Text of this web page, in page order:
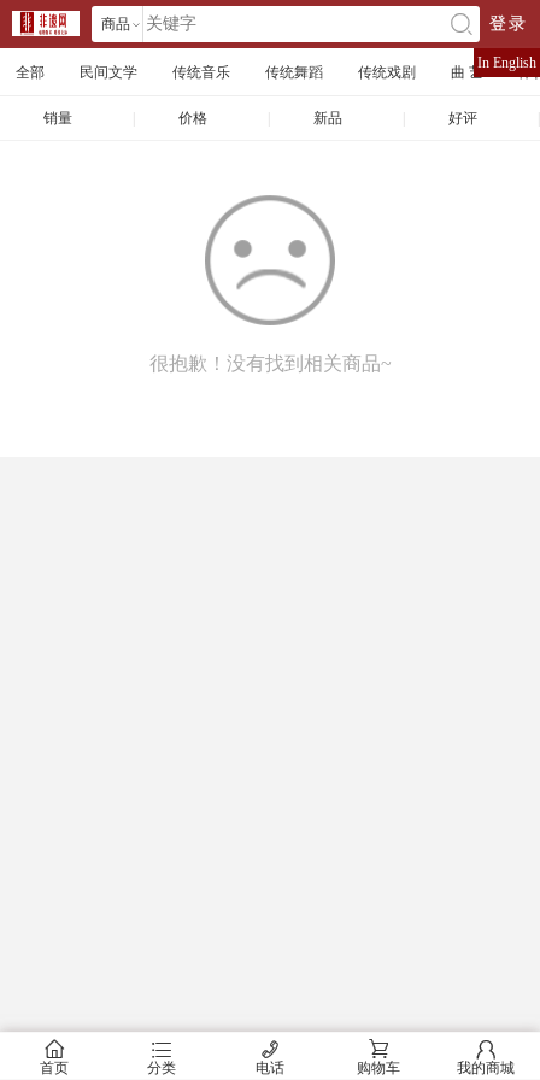
商品 󰄘 登录
全部 民间文学 传统音乐 传统舞蹈 传统戏剧 曲 艺 体
销量 价格 新品 好评
很抱歉！没有找到相关商品~
In English
󰂠
首页
󰂦
分类
󰄫
电话
󰂟
购物车
󰂢
我的商城